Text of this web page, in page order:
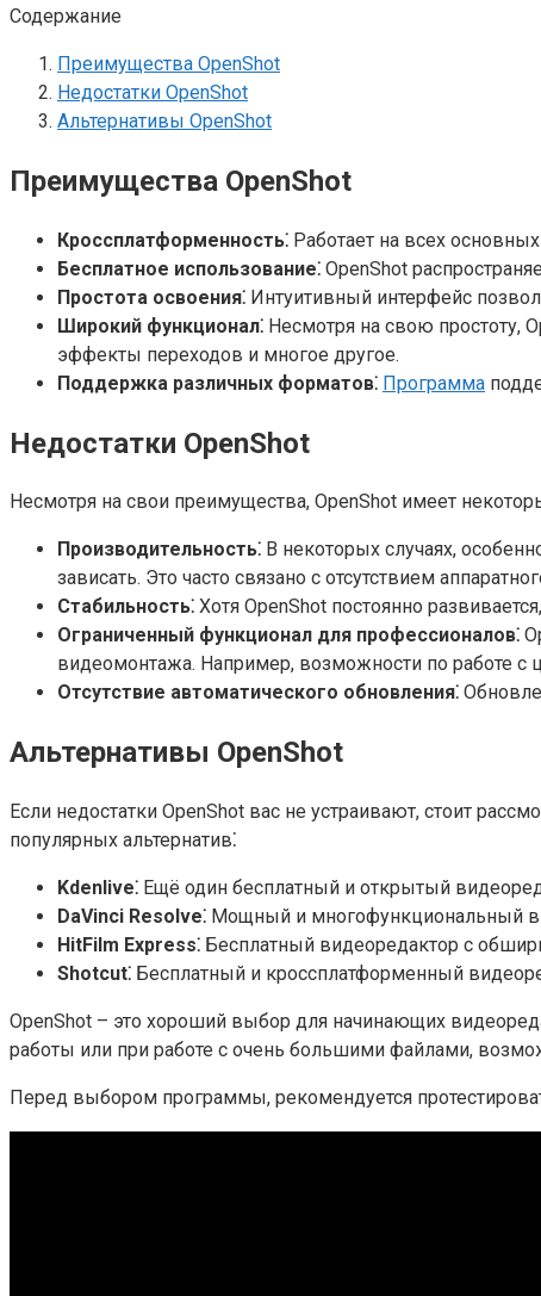
Содержание
Преимущества OpenShot
Недостатки OpenShot
Альтернативы OpenShot
Преимущества OpenShot
Кроссплатформенность⁚ Работает на всех
Бесплатное использование⁚ OpenShot
Простота освоения⁚ Интуитивный интерфейс
Широкий функционал⁚ Несмотря на свою простоту,
эффекты переходов и многое другое.
Поддержка различных форматов⁚ Программа
Недостатки OpenShot
Несмотря на свои преимущества, OpenShot имеет
Производительность⁚ В некоторых случаях,
зависать. Это часто связано с отсутствием
Стабильность⁚ Хотя OpenShot постоянно
Ограниченный функционал для профессионалов⁚
видеомонтажа. Например, возможности по работе
Отсутствие автоматического обновления⁚
Альтернативы OpenShot
Если недостатки OpenShot вас не устраивают, стоит
популярных альтернатив⁚
Kdenlive⁚ Ещё один бесплатный и открытый
DaVinci Resolve⁚ Мощный и многофункциональный
HitFilm Express⁚ Бесплатный видеоредактор с
Shotcut⁚ Бесплатный и кроссплатформенный
OpenShot – это хороший выбор для начинающих
работы или при работе с очень большими файлами,
Перед выбором программы, рекомендуется